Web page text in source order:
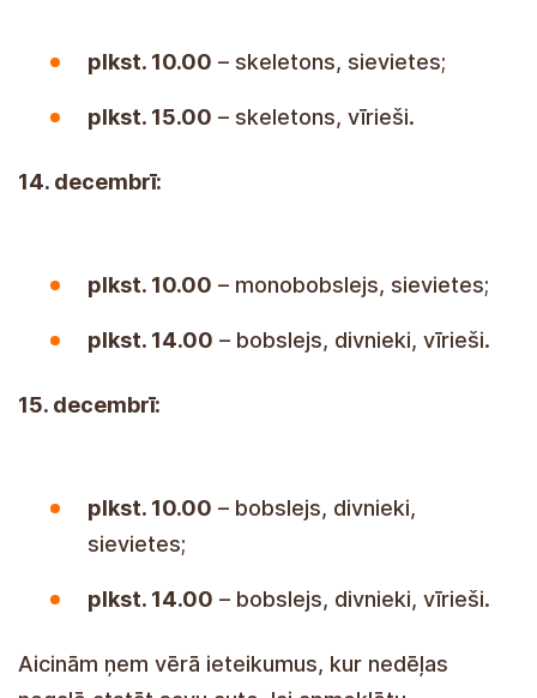
10:00– bobisõit, paarissõit, naised;
14:00 – bobisõit, paarissõit, mehed.
Aicinām ņem vērā ieteikumus, kur nedēļas